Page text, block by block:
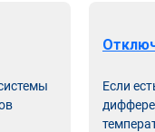
Если